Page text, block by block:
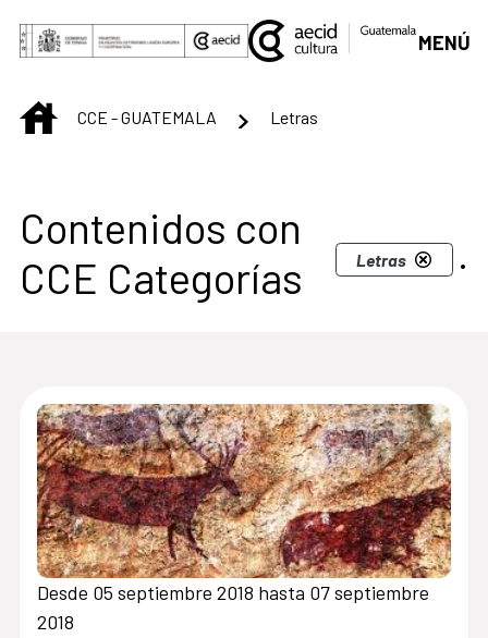
Saltar al contenido principal
MENÚ
INICIOCCE - GUATEMALA Letras
Centro Cultural de
Contenidos con
CCE Categorías
Letras .
Desde 05 septiembre 2018 hasta 07 septiembre
2018